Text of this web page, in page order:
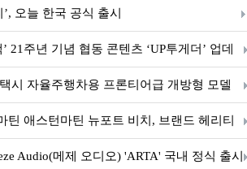
SoC ‘BG2B’ 공개
오늘 한국 공식 출시
21주년 기념 협동 콘텐츠 ‘UP투게더’ 업데
시 자율주행차용 프론티어급 개방형 모델
적 이용 가능
틴 애스턴마틴 뉴포트 비치, 브랜드 헤리티
션 컬렉션’ 공개
Audio(메제 오디오) 'ARTA' 국내 정식 출시